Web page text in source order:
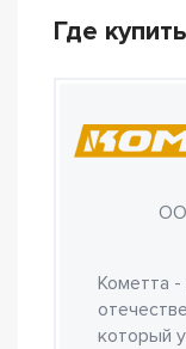
Где купить
Кометта -
который